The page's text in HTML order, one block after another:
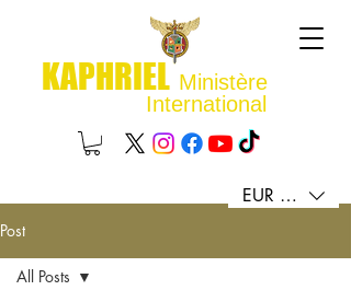
KAPHRIEL Ministère
International
EUR (€)
Post
All Posts